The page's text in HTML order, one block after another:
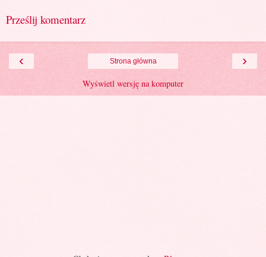
Prześlij komentarz
‹ ›
Strona główna
Wyświetl wersję na komputer